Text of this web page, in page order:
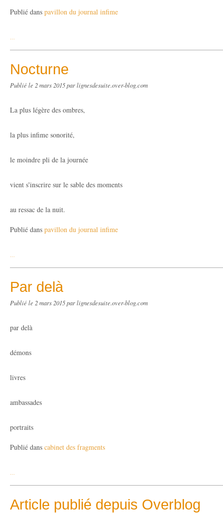
Publié dans pavillon du journal infime
…
Nocturne
Publié le 2 mars 2015par lignesdesuite.over-blog.com
La plus légère des ombres,
la plus infime sonorité,
le moindre pli de la journée
vient s'inscrire sur le sable des moments
au ressac de la nuit.
Publié dans pavillon du journal infime
…
Par delà
Publié le 2 mars 2015par lignesdesuite.over-blog.com
par delà
démons
livres
ambassades
portraits
Publié dans cabinet des fragments
…
Article publié depuis Overblog